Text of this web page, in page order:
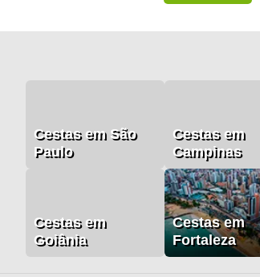
Cestas em São
Paulo
Cestas em
Campinas
Cestas em
Goiânia
Cestas em
Fortaleza